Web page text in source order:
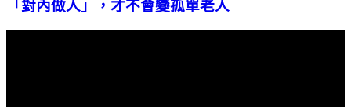
「對內做人」，才不會變孤單老人